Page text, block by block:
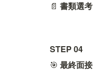
📄 書類選考
STEP 04
🎯 最終面接